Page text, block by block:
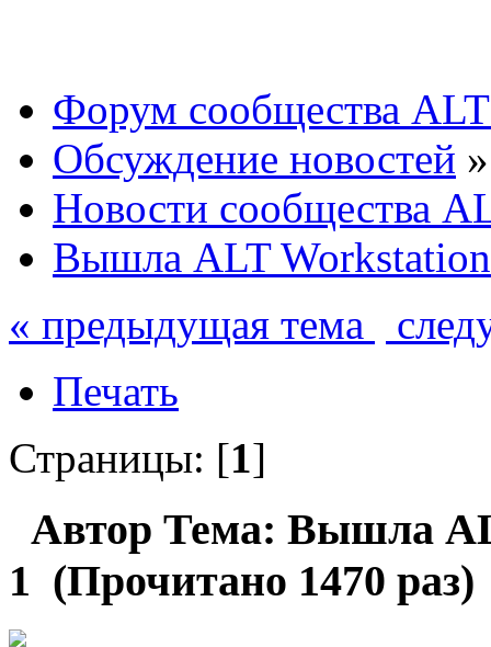
Форум сообщества
Обсуждение новостей »
Новости сообщества
Вышла ALT
« предыдущая тема
Печать
Страницы: [1]
Автор Тема: Вышла
1 (Прочитано 1470 раз)